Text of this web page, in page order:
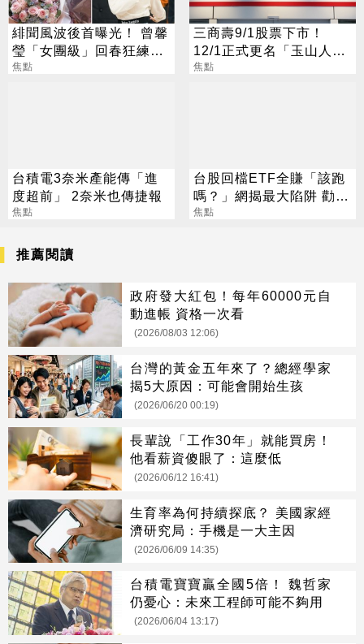
緋聞風波後首曝光！ 曾馨
瑩「女團級」回春狂練舞
郭董獨自公園散步
焦點
三商壽9/1股票下市！
12/1正式更名「玉山人
壽」
焦點
台積電3奈米產能傳「進
度超前」 2奈米也傳捷報
焦點
台股回檔ETF全賺「該跑
嗎？」網揭最大陷阱 勸調
節1類股
焦點
推薦閱讀
政府發大紅包！每年60000元自
動進帳 資格一次看
(2026/08/03 12:06)
台灣的黃金五年來了？總經學家
揭5大原因：可能會開始生孩
(2026/06/20 00:19)
長輩說「工作30年」就能買房！
他看薪資傻眼了：這麼低
(2026/06/12 16:41)
生育率為何持續探底？ 美國家經
濟研究局：手機是一大主因
(2026/06/09 14:35)
台積電寶寶贏全國5倍！ 魏哲家
仍憂心：未來工程師可能不夠用
(2026/06/04 13:17)